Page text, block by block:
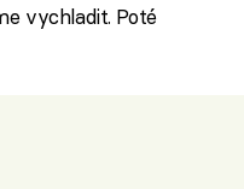
vychladit. Poté